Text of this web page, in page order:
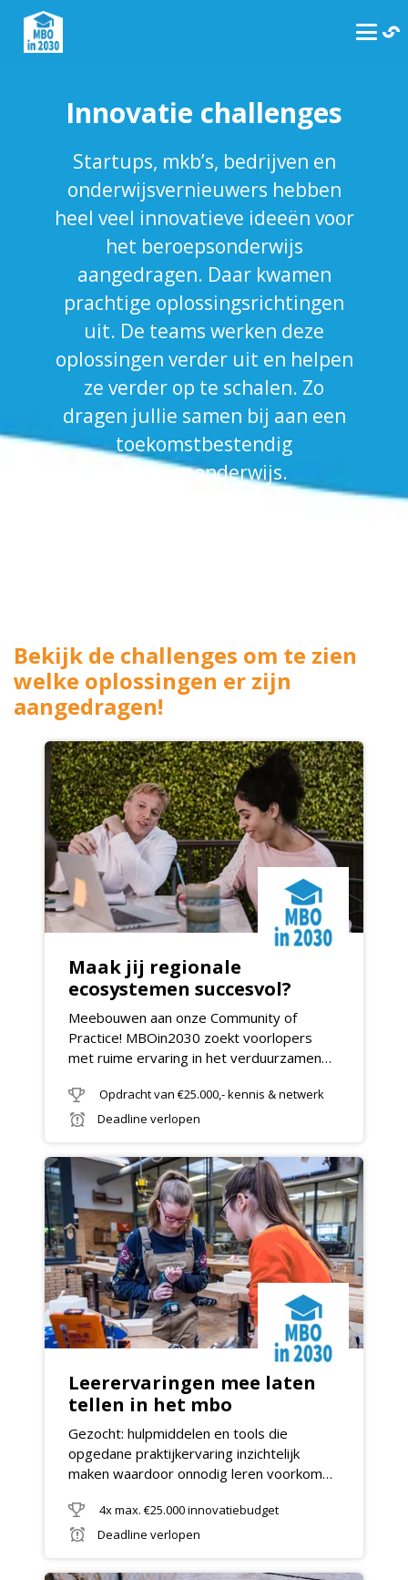
Innovatie challenges
Startups, mkb’s, bedrijven en
onderwijsvernieuwers hebben
heel veel innovatieve ideeën voor
het beroepsonderwijs
aangedragen. Daar kwamen
prachtige oplossingsrichtingen
uit. De teams werken deze
oplossingen verder uit en helpen
ze verder op te schalen. Zo
dragen jullie samen bij aan een
toekomstbestendig
beroepsonderwijs.
Bekijk de challenges om te zien
welke oplossingen er zijn
aangedragen!
Maak jij regionale
ecosystemen succesvol?
Meebouwen aan onze Community of
Practice! MBOin2030 zoekt voorlopers
met ruime ervaring in het verduurzamen
Opdracht van €25.000,- kennis & netwerk
Deadline verlopen
Leerervaringen mee laten
tellen in het mbo
Gezocht: hulpmiddelen en tools die
opgedane praktijkervaring inzichtelijk
maken waardoor onnodig leren voorkomen
4x max. €25.000 innovatiebudget
Deadline verlopen